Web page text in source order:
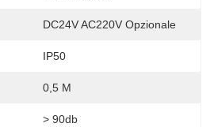
DC24V AC220V Opzionale
IP50
0,5 M
> 90db